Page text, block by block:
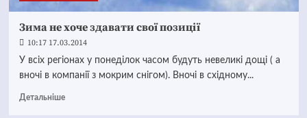
Зима не хоче здавати свої позиції
10:17 17.03.2014
У всіх регіонах у понеділок часом будуть невеликі дощі ( а
вночі в компанії з мокрим снігом). Вночі в східному...
Детальніше